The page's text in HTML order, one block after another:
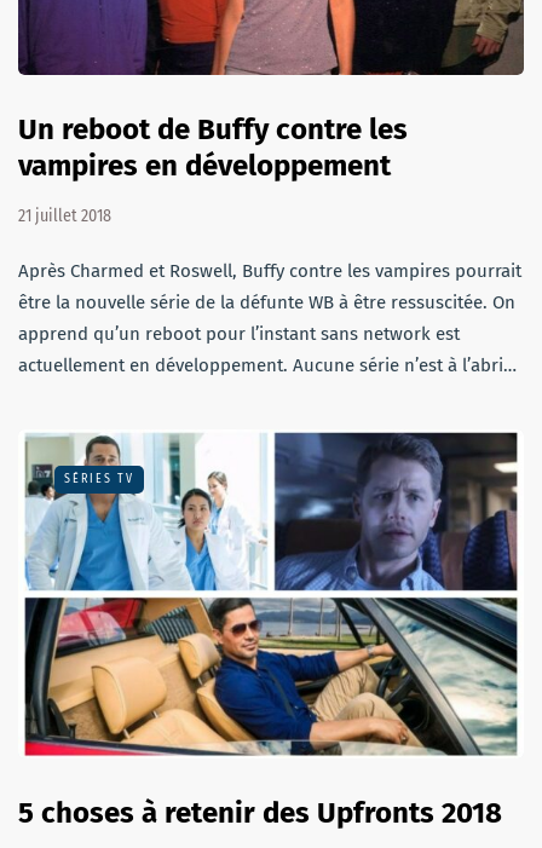
Un reboot de Buffy contre les
vampires en développement
21 juillet 2018
Après Charmed et Roswell, Buffy contre les vampires pourrait
être la nouvelle série de la défunte WB à être ressuscitée. On
apprend qu’un reboot pour l’instant sans network est
actuellement en développement. Aucune série n’est à l’abri…
SÉRIES TV
5 choses à retenir des Upfronts 2018